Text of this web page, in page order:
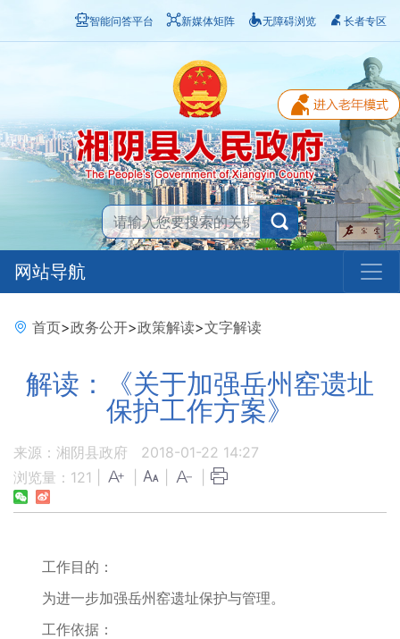
智能问答平台 新媒体矩阵 无障碍浏览 长者专区
网站导航
首页>政务公开>政策解读>文字解读
解读：《关于加强岳州窑遗址
保护工作方案》
来源：湘阴县政府
2018-01-22 14:27
浏览量： 121
工作目的：
为进一步加强岳州窑遗址保护与管理。
工作依据：